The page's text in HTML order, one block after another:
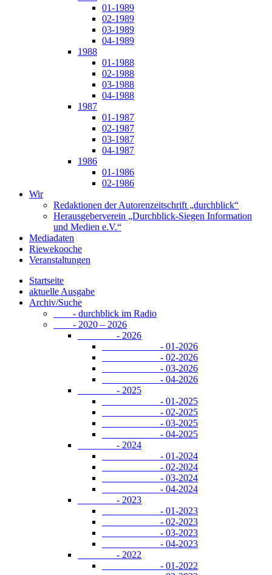
01-1989
02-1989
03-1989
04-1989
1988
01-1988
02-1988
03-1988
04-1988
1987
01-1987
02-1987
03-1987
04-1987
1986
01-1986
02-1986
Wir
Redaktionen der Autorenzeitschrift „durchblick“
Herausgeberverein „Durchblick-Siegen Information
und Medien e.V.“
Mediadaten
Riewekooche
Veranstaltungen
Startseite
aktuelle Ausgabe
Archiv/Suche
- durchblick im Radio
- 2020 – 2026
- 2026
- 01-2026
- 02-2026
- 03-2026
- 04-2026
- 2025
- 01-2025
- 02-2025
- 03-2025
- 04-2025
- 2024
- 01-2024
- 02-2024
- 03-2024
- 04-2024
- 2023
- 01-2023
- 02-2023
- 03-2023
- 04-2023
- 2022
- 01-2022